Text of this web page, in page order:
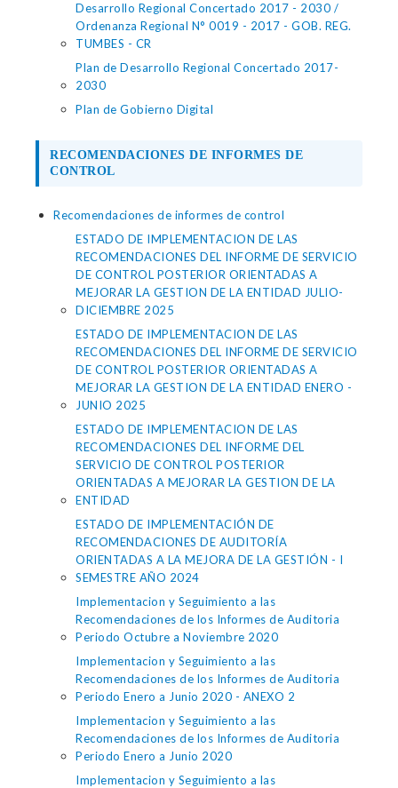
Desarrollo Regional Concertado 2017 - 2030 /
Ordenanza Regional N° 0019 - 2017 - GOB. REG.
TUMBES - CR
Plan de Desarrollo Regional Concertado 2017-
2030
Plan de Gobierno Digital
RECOMENDACIONES DE INFORMES DE
CONTROL
Recomendaciones de informes de control
ESTADO DE IMPLEMENTACION DE LAS
RECOMENDACIONES DEL INFORME DE SERVICIO
DE CONTROL POSTERIOR ORIENTADAS A
MEJORAR LA GESTION DE LA ENTIDAD JULIO-
DICIEMBRE 2025
ESTADO DE IMPLEMENTACION DE LAS
RECOMENDACIONES DEL INFORME DE SERVICIO
DE CONTROL POSTERIOR ORIENTADAS A
MEJORAR LA GESTION DE LA ENTIDAD ENERO -
JUNIO 2025
ESTADO DE IMPLEMENTACION DE LAS
RECOMENDACIONES DEL INFORME DEL
SERVICIO DE CONTROL POSTERIOR
ORIENTADAS A MEJORAR LA GESTION DE LA
ENTIDAD
ESTADO DE IMPLEMENTACIÓN DE
RECOMENDACIONES DE AUDITORÍA
ORIENTADAS A LA MEJORA DE LA GESTIÓN - I
SEMESTRE AÑO 2024
Implementacion y Seguimiento a las
Recomendaciones de los Informes de Auditoria
Periodo Octubre a Noviembre 2020
Implementacion y Seguimiento a las
Recomendaciones de los Informes de Auditoria
Periodo Enero a Junio 2020 - ANEXO 2
Implementacion y Seguimiento a las
Recomendaciones de los Informes de Auditoria
Periodo Enero a Junio 2020
Implementacion y Seguimiento a las